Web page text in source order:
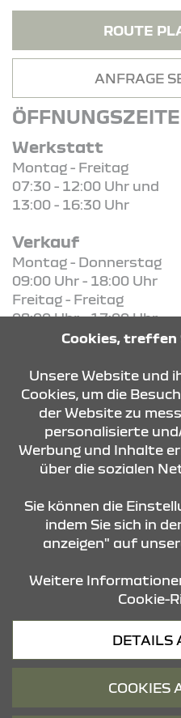
ROUTE
ANFRAGE
Werkstatt
Montag - Freitag
07:30 - 12:00 Uhr und
13:00 - 16:30 Uhr
Verkauf
Montag - Donnerstag
09:00 Uhr - 18:00 Uhr
Freitag - Freitag
08:00 Uhr - 17:00 Uhr
KONTAKT & ANFAHRT
ÖFFNUNGSZEITEN
STANDORTE
Datenschutz
Cookies, treffen
Unsere Website und
Cookies, um die
der Website zu
personalisierte
Werbung und Inhalte
über die sozialen
Sie können die
indem Sie sich in
anzeigen" auf
Weitere
Cookie-
DETAILS
COOKIES